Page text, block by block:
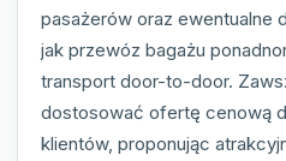
pasażerów oraz ewentualne
jak przewóz bagażu
transport door-to-door.
dostosować ofertę cenową
klientów, proponując